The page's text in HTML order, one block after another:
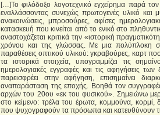
[…]Το φιλόδοξο λογοτεχνικό εγχείρημα παρά
εναλλάσσοντας συνεχώς πρωτογενές υλικό και
ανακοινώσεις, μπροσούρες, αφίσες
κατασκευή που κινείται από το ενικό στο
αναστοχάζεται κριτικά την «ιστορική
χρόνου και της γλώσσας. Με μια πολύπλοκη
παραθέσεις οπτικού υλικού: γκραβούρες, καρτ
τα ιστορικά στοιχεία, υπογραμμίζει τις
ημερολογιακές εγγραφές και τις αφηγήσεις
παρεισφρέει στην αφήγηση, επισημαίνει
αναπαράσταση της εποχής. Βοηθά τον
αρχών του 20ου «εκ του φυσικού». Σημειώνω
στο κείμενο: τρέλα του έρωτα, κομμούνα, κορμί,
που ψυχογραφούν τα πρόσωπα και κατευθύνουν